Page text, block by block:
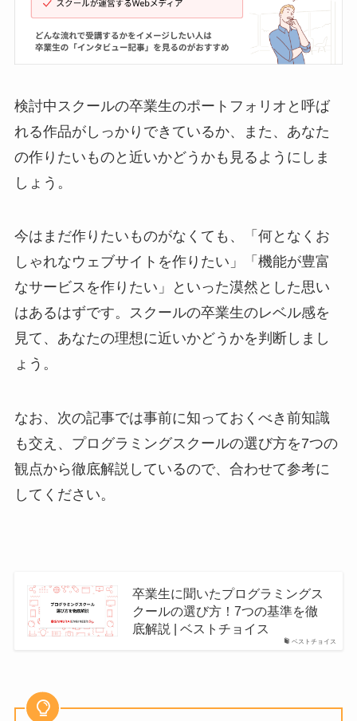
検討中スクールの卒業生のポートフォリオと呼ば
れる作品がしっかりできているか、また、あなた
の作りたいものと近いかどうかも見るようにしま
しょう。
今はまだ作りたいものがなくても、「何となくお
しゃれなウェブサイトを作りたい」「機能が豊富
なサービスを作りたい」といった漠然とした思い
はあるはずです。スクールの卒業生のレベル感を
見て、あなたの理想に近いかどうかを判断しまし
ょう。
なお、次の記事では事前に知っておくべき前知識
も交え、プログラミングスクールの選び方を7つの
観点から徹底解説しているので、合わせて参考に
してください。
ベストチョイス
卒業生に聞いたプログラミングス
クールの選び方！7つの基準を徹
底解説 | ベストチョイス